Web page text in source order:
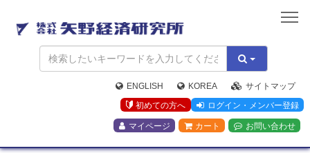
矢
野
経
済
研
究
所
ENGLISH KOREA
サイトマップ
初めての方へ
ログイン・メンバー登録
マイページ カート お問い合わせ